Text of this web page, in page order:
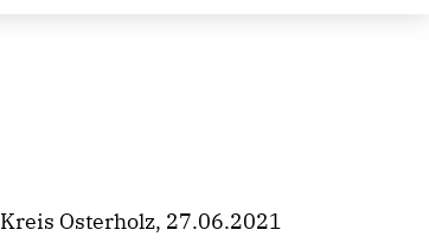
Kreis Osterholz, 27.06.2021